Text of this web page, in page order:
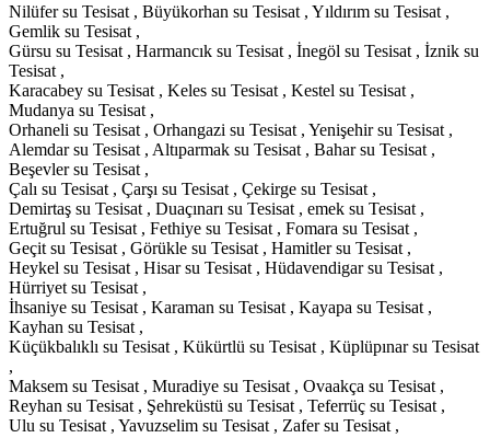
Nilüfer su Tesisat , Büyükorhan su Tesisat , Yıldırım su Tesisat ,
Gemlik su Tesisat ,
Gürsu su Tesisat , Harmancık su Tesisat , İnegöl su Tesisat , İznik su
Tesisat ,
Karacabey su Tesisat , Keles su Tesisat , Kestel su Tesisat ,
Mudanya su Tesisat ,
Orhaneli su Tesisat , Orhangazi su Tesisat , Yenişehir su Tesisat ,
Alemdar su Tesisat , Altıparmak su Tesisat , Bahar su Tesisat ,
Beşevler su Tesisat ,
Çalı su Tesisat , Çarşı su Tesisat , Çekirge su Tesisat ,
Demirtaş su Tesisat , Duaçınarı su Tesisat , emek su Tesisat ,
Ertuğrul su Tesisat , Fethiye su Tesisat , Fomara su Tesisat ,
Geçit su Tesisat , Görükle su Tesisat , Hamitler su Tesisat ,
Heykel su Tesisat , Hisar su Tesisat , Hüdavendigar su Tesisat ,
Hürriyet su Tesisat ,
İhsaniye su Tesisat , Karaman su Tesisat , Kayapa su Tesisat ,
Kayhan su Tesisat ,
Küçükbalıklı su Tesisat , Kükürtlü su Tesisat , Küplüpınar su Tesisat
,
Maksem su Tesisat , Muradiye su Tesisat , Ovaakça su Tesisat ,
Reyhan su Tesisat , Şehreküstü su Tesisat , Teferrüç su Tesisat ,
Ulu su Tesisat , Yavuzselim su Tesisat , Zafer su Tesisat ,